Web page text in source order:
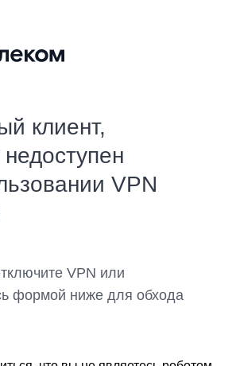
клиент,
VPN
VPN или
формой ниже для обхода